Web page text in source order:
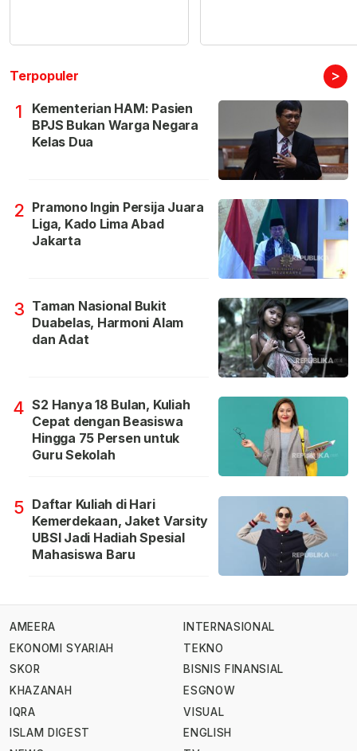
Terpopuler >
1
Kementerian HAM: Pasien
BPJS Bukan Warga Negara
Kelas Dua
2 Pramono Ingin Persija Juara
Liga, Kado Lima Abad
Jakarta
3 Taman Nasional Bukit
Duabelas, Harmoni Alam
dan Adat
4 S2 Hanya 18 Bulan, Kuliah
Cepat dengan Beasiswa
Hingga 75 Persen untuk
Guru Sekolah
5 Daftar Kuliah di Hari
Kemerdekaan, Jaket Varsity
UBSI Jadi Hadiah Spesial
Mahasiswa Baru
AMEERA
EKONOMI SYARIAH
SKOR
KHAZANAH
IQRA
ISLAM DIGEST
INTERNASIONAL
TEKNO
BISNIS FINANSIAL
ESGNOW
VISUAL
ENGLISH